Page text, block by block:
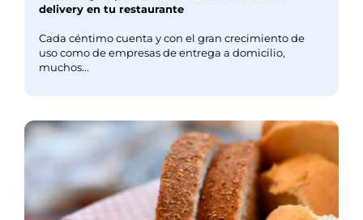
delivery en tu restaurante
Cada céntimo cuenta y con el gran crecimiento de
uso como de empresas de entrega a domicilio,
muchos...